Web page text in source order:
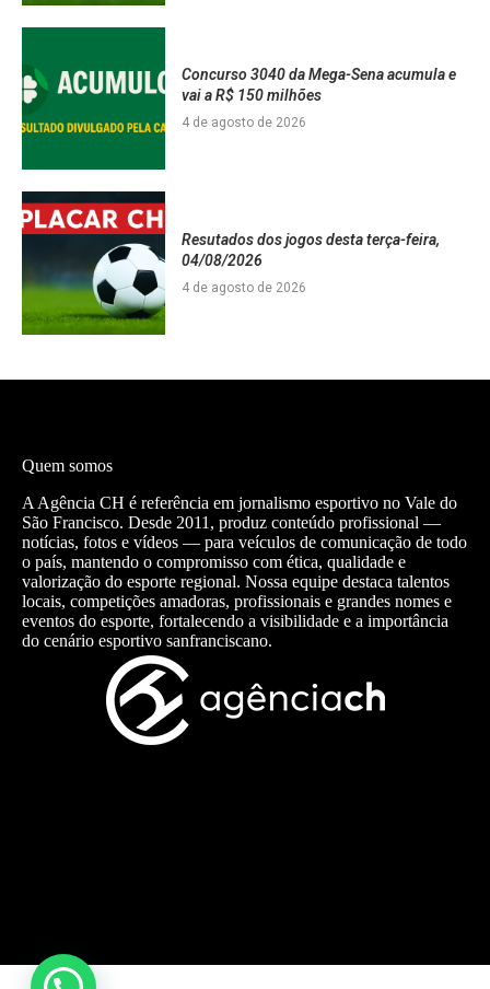
Concurso 3040 da Mega-Sena acumula e
vai a R$ 150 milhões
4 de agosto de 2026
Resutados dos jogos desta terça-feira,
04/08/2026
4 de agosto de 2026
Quem somos
A Agência CH é referência em jornalismo esportivo no Vale do
São Francisco. Desde 2011, produz conteúdo profissional —
notícias, fotos e vídeos — para veículos de comunicação de todo
o país, mantendo o compromisso com ética, qualidade e
valorização do esporte regional. Nossa equipe destaca talentos
locais, competições amadoras, profissionais e grandes nomes e
eventos do esporte, fortalecendo a visibilidade e a importância
do cenário esportivo sanfranciscano.